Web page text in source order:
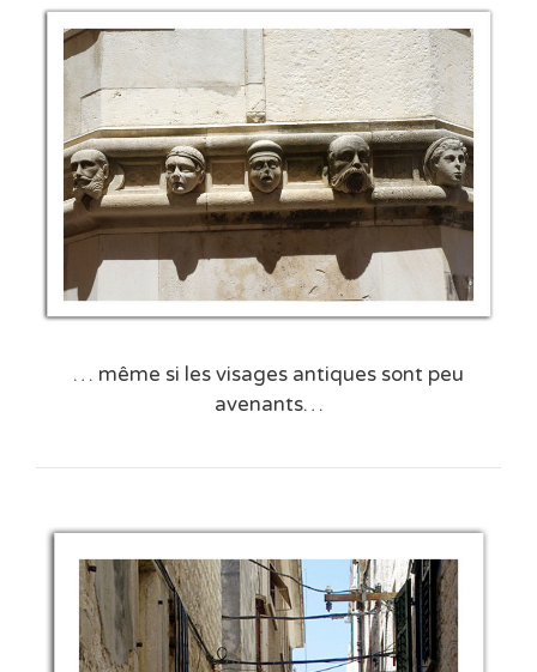
… même si les visages antiques sont peu
avenants…